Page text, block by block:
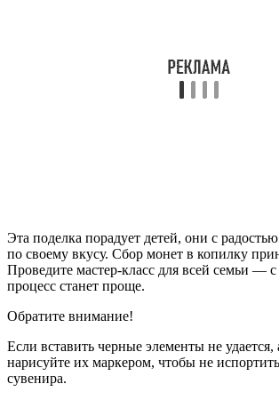
Эта поделка порадует детей, они с
по своему вкусу. Сбор монет в копилку
Проведите мастер-класс для всей семьи —
процесс станет проще.
Обратите внимание!
Если вставить черные элементы не удается,
нарисуйте их маркером, чтобы не
сувенира.